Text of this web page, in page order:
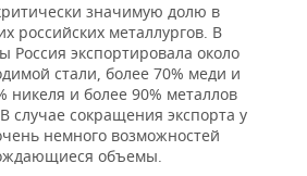
значимую долю в
российских металлургов. В
экспортировала около
стали, более 70% меди и
никеля и более 90% металлов
случае сокращения экспорта у
немного возможностей
объемы.